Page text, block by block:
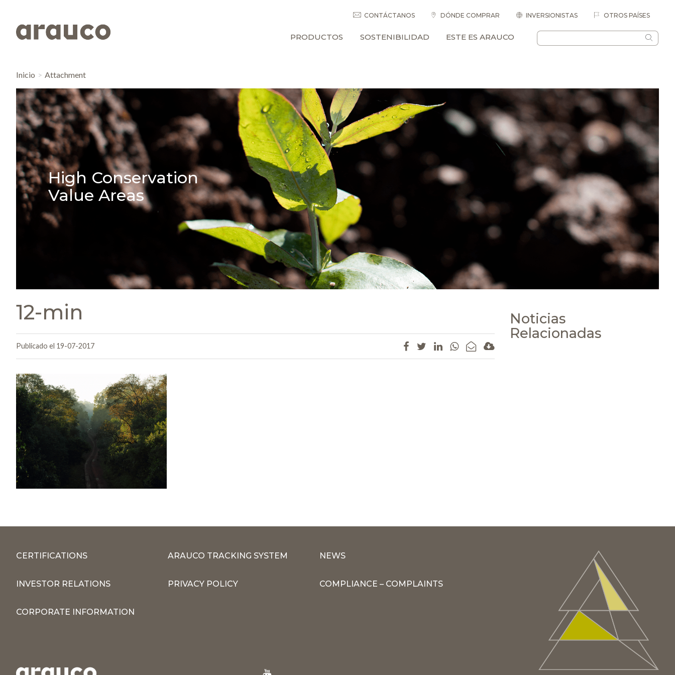
CONTÁCTANOS DÓNDE COMPRAR INVERSIONISTAS OTROS PAÍSES
PRODUCTOS SOSTENIBILIDAD ESTE ES ARAUCO
Inicio Attachment
High Conservation
Value Areas
12-min
Publicado el 19-07-2017
Noticias
Relacionadas
CERTIFICATIONS ARAUCO TRACKING SYSTEM NEWS
INVESTOR RELATIONS PRIVACY POLICY COMPLIANCE – COMPLAINTS
CORPORATE INFORMATION